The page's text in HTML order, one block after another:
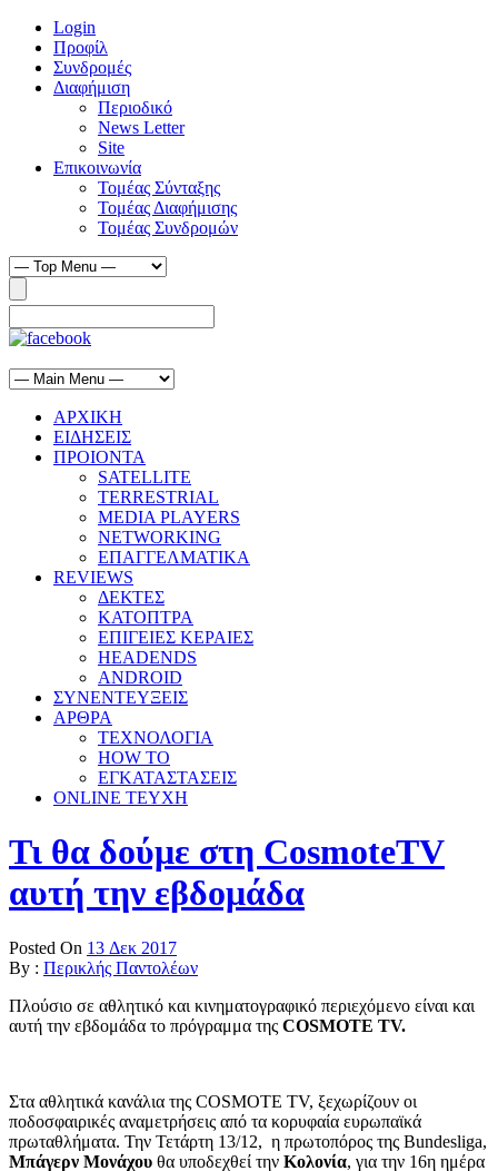
Login
Προφίλ
Συνδρομές
Διαφήμιση
Περιοδικό
News Letter
Site
Επικοινωνία
Τομέας Σύνταξης
Τομέας Διαφήμισης
Τομέας Συνδρομών
ΑΡΧΙΚΗ
ΕΙΔΗΣΕΙΣ
ΠΡΟΙΟΝΤΑ
SATELLITE
TERRESTRIAL
MEDIA PLAYERS
NETWORKING
ΕΠΑΓΓΕΛΜΑΤΙΚΑ
REVIEWS
ΔΕΚΤΕΣ
ΚΑΤΟΠΤΡΑ
ΕΠΙΓΕΙΕΣ ΚΕΡΑΙΕΣ
HEADENDS
ANDROID
ΣΥΝΕΝΤΕΥΞΕΙΣ
ΑΡΘΡΑ
ΤΕΧΝΟΛΟΓΙΑ
HOW TO
ΕΓΚΑΤΑΣΤΑΣΕΙΣ
ONLINE TEYXH
Τι θα δούμε στη CosmoteTV
αυτή την εβδομάδα
Posted On 13 Δεκ 2017
By : Περικλής Παντολέων
Πλούσιο σε αθλητικό και κινηματογραφικό περιεχόμενο είναι και
αυτή την εβδομάδα το πρόγραμμα της COSMOTE TV.
Στα αθλητικά κανάλια της COSMOTE TV, ξεχωρίζουν οι
ποδοσφαιρικές αναμετρήσεις από τα κορυφαία ευρωπαϊκά
πρωταθλήματα. Την Τετάρτη 13/12, η πρωτοπόρος της Bundesliga,
Μπάγερν Μονάχου θα υποδεχθεί την Κολονία, για την 16η ημέρα